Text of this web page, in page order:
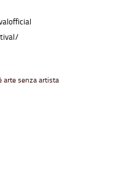
arte senza artista